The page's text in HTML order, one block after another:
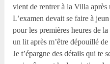
vient de rentrer à la Villa après
L’examen devait se faire à
pour les premières heures de
un lit après m’être dépouillé
Je t’épargne des détails qui te